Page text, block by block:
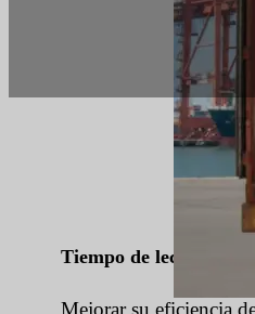
Tiempo de lectura: 8
Mejorar su eficiencia